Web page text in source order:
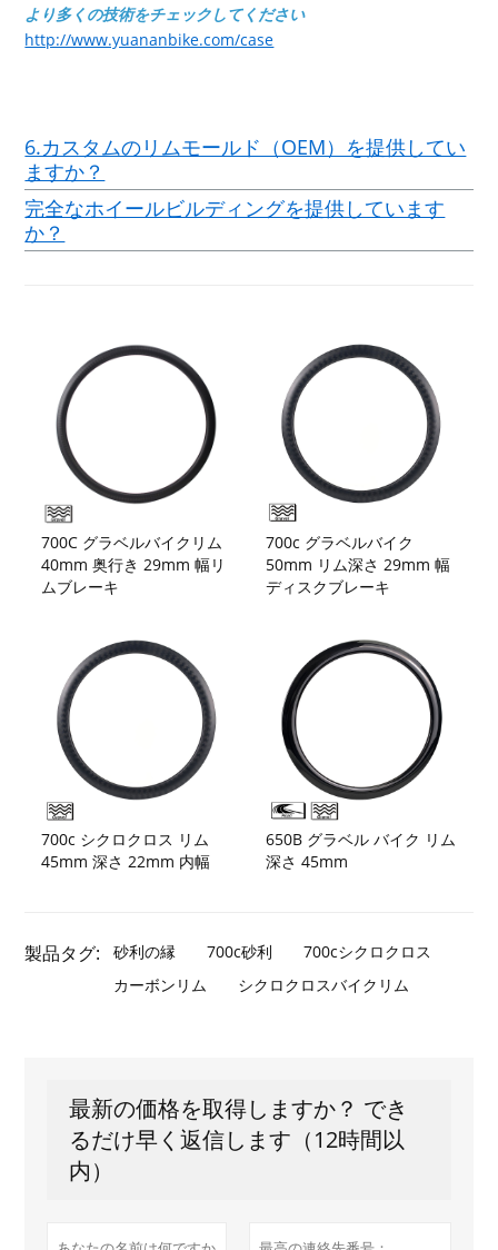
より多くの技術をチェックしてください
http://www.yuananbike.com/case
6.カスタムのリムモールド（OEM）を提供してい
ますか？
完全なホイールビルディングを提供しています
か？
700C グラベルバイクリム
40mm 奥行き 29mm 幅リ
ムブレーキ
700c グラベルバイク
50mm リム深さ 29mm 幅
ディスクブレーキ
700c シクロクロス リム
45mm 深さ 22mm 内幅
650B グラベル バイク リム
深さ 45mm
製品タグ: 砂利の縁 700c砂利
700cシクロクロス
カーボンリム
シクロクロスバイクリム
最新の価格を取得しますか？ でき
るだけ早く返信します（12時間以
内）